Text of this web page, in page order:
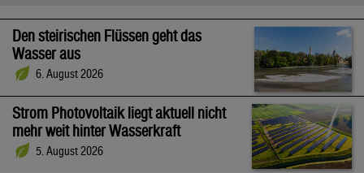
Den steirischen Flüssen geht das
Wasser aus
6. August 2026
Strom Photovoltaik liegt aktuell nicht
mehr weit hinter Wasserkraft
5. August 2026